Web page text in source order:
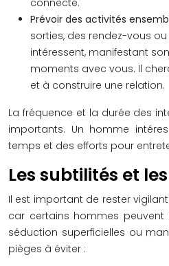
connecté.
Prévoir des activités
sorties, des rendez-vous
intéressent, manifestant
moments avec vous. Il
et à construire une relation.
La fréquence et la durée des
importants. Un homme
temps et des efforts pour
Les subtilités et
Il est important de rester
car certains hommes peuvent
séduction superficielles ou
pièges à éviter :